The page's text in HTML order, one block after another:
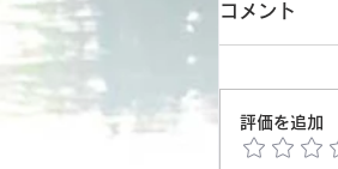
コメント
評価を追加